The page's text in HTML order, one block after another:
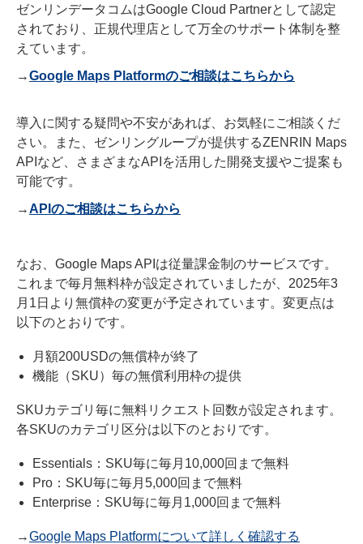
ゼンリンデータコムはGoogle Cloud Partnerとして認定
されており、正規代理店として万全のサポート体制を整
えています。
→Google Maps Platformのご相談はこちらから
導入に関する疑問や不安があれば、お気軽にご相談くだ
さい。また、ゼンリングループが提供するZENRIN Maps
APIなど、さまざまなAPIを活用した開発支援やご提案も
可能です。
→APIのご相談はこちらから
なお、Google Maps APIは従量課金制のサービスです。
これまで毎月無料枠が設定されていましたが、2025年3
月1日より無償枠の変更が予定されています。変更点は
以下のとおりです。
月額200USDの無償枠が終了
機能（SKU）毎の無償利用枠の提供
SKUカテゴリ毎に無料リクエスト回数が設定されます。
各SKUのカテゴリ区分は以下のとおりです。
Essentials：SKU毎に毎月10,000回まで無料
Pro：SKU毎に毎月5,000回まで無料
Enterprise：SKU毎に毎月1,000回まで無料
→Google Maps Platformについて詳しく確認する